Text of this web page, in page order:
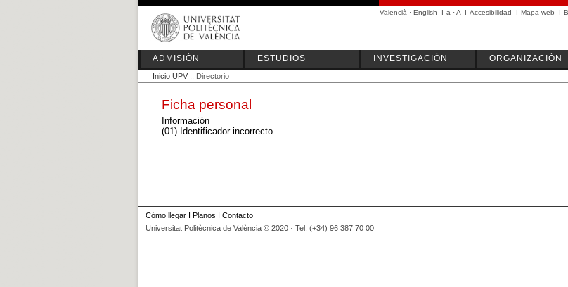
Valencià · English I a ·A I Accesibilidad I Mapa web I
ADMISIÓN ESTUDIOS INVESTIGACIÓN ORGANIZACIÓN
Inicio UPV :: Directorio
Ficha personal
Información
(01) Identificador incorrecto
Cómo llegar Planos
Contacto
Universitat Politècnica de València © 2020 · Tel. (+34) 96 387 70 00